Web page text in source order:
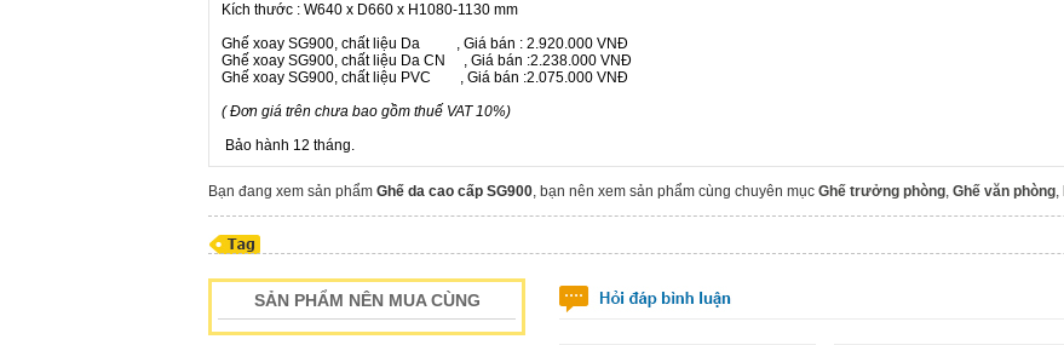
Kích thước : W640 x D660 x H1080-1130 mm
Ghế xoay SG900, chất liệu Da , Giá bán : 2.920.000 VNĐ
Ghế xoay SG900, chất liệu Da CN , Giá bán :2.238.000 VNĐ
Ghế xoay SG900, chất liệu PVC , Giá bán :2.075.000 VNĐ
( Đơn giá trên chưa bao gồm thuế VAT 10%)
Bảo hành 12 tháng.
Bạn đang xem sản phẩm Ghế da cao cấp SG900, bạn nên xem sản phẩm cùng chuyên mục Ghế trưởng phòng, Ghế văn phòng,
SẢN PHẨM NÊN MUA CÙNG